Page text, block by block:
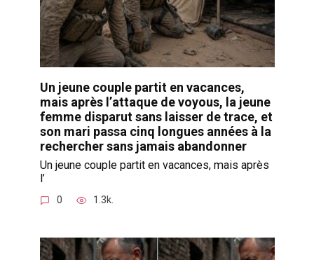
Un jeune couple partit en vacances,
mais après l’attaque de voyous, la jeune
femme disparut sans laisser de trace, et
son mari passa cinq longues années à la
rechercher sans jamais abandonner
Un jeune couple partit en vacances, mais après
l’
0 1.3k.